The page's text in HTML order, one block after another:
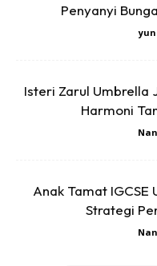
Penyanyi
Isteri Zarul Umbrella
Harmoni
Anak Tamat IGCSE
Strategi